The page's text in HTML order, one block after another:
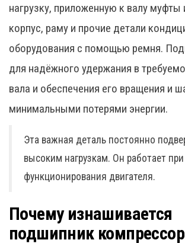
нагрузку, приложенную к валу муфты
корпус, раму и прочие детали
оборудования с помощью ремня.
для надёжного удержания в
вала и обеспечения его вращения и
минимальными потерями энергии.
Эта важная деталь постоянно
высоким нагрузкам. Он работает
функционирования двигателя.
Почему изнашивается
подшипник